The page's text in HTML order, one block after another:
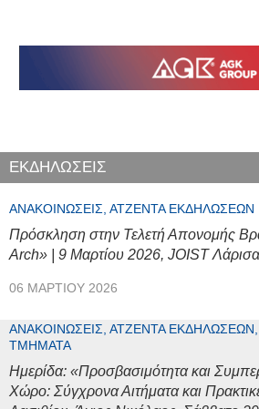
ΕΚΔΗΛΩΣΕΙΣ
ΑΝΑΚΟΙΝΏΣΕΙΣ, ΑΤΖΈΝΤΑ ΕΚΔΗΛΏΣΕΩΝ
Πρόσκληση στην Τελετή Απονομής
Arch» | 9 Μαρτίου 2026, JOIST Λάρισα
06 ΜΑΡΤΊΟΥ 2026
ΑΝΑΚΟΙΝΏΣΕΙΣ, ΑΤΖΈΝΤΑ ΕΚΔΗΛΏΣΕΩΝ,
ΤΜΉΜΑΤΑ
Ημερίδα: «Προσβασιμότητα και
Χώρο: Σύγχρονα Αιτήματα και